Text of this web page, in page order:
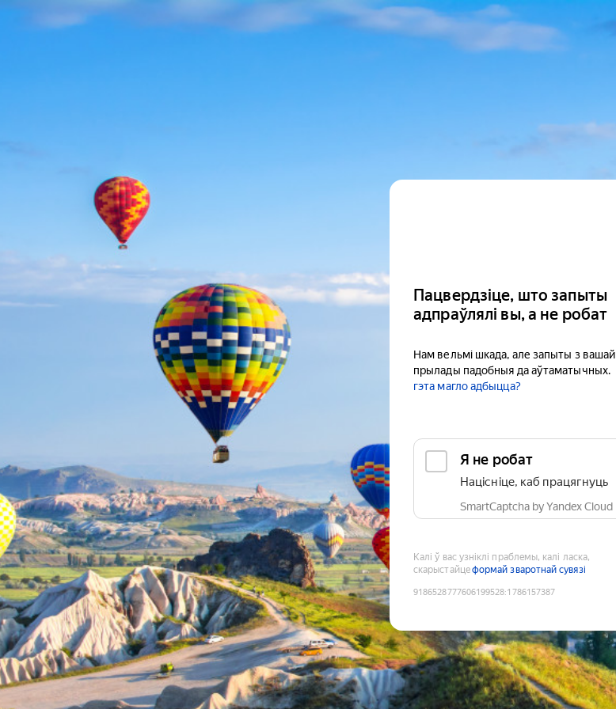
Пацвердзіце, што запыты
адпраўлялі вы, а не робат
Нам вельмі шкада, але запыты з вашай
прылады падобныя да аўтаматычных.
гэта магло адбыцца?
Я не робат
Націсніце, каб працягнуць
SmartCaptcha by Yandex Cloud
Калі ў вас узніклі праблемы, калі ласка,
скарыстайцеформай зваротнай сувязі
9186528777606199528:1786157387